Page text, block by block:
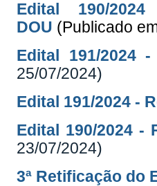
Edital 190/
DOU (Publicado
Edital 191/2024
25/07/2024)
Edital 191/2024 -
Edital 190/2024 -
23/07/2024)
3ª Retificação do